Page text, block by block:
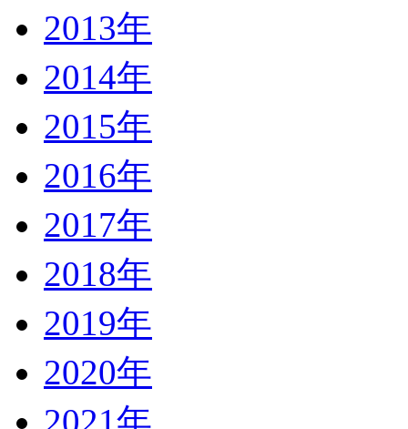
2013年
2014年
2015年
2016年
2017年
2018年
2019年
2020年